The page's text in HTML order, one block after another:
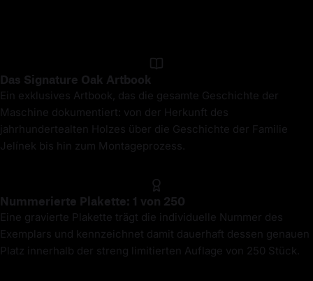
Das Signature Oak Artbook
Ein exklusives Artbook, das die gesamte Geschichte der
Maschine dokumentiert: von der Herkunft des
jahrhundertealten Holzes über die Geschichte der Familie
Jelínek bis hin zum Montageprozess.
Nummerierte Plakette: 1 von 250
Eine gravierte Plakette trägt die individuelle Nummer des
Exemplars und kennzeichnet damit dauerhaft dessen genauen
Platz innerhalb der streng limitierten Auflage von 250 Stück.